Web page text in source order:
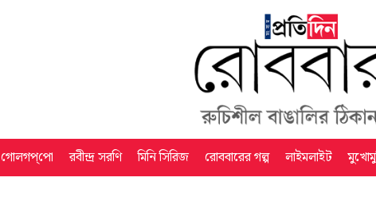
গোলগপ্‌পো রবীন্দ্র সরণি মিনি সিরিজ রোববারের গল্প লাইমলাইট